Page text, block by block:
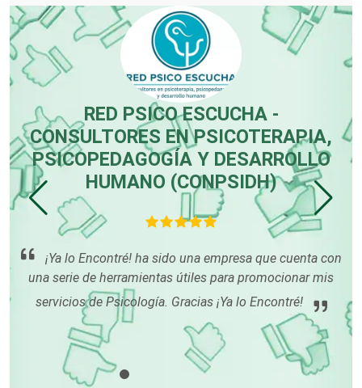
Cromadoras
Decoración de Interiores
Dentistas
Deportes
Depósitos Dentales
Dermatólogos
RED PSICO ESCUCHA -
CONSULTORES EN PSICOTERAPIA,
PSICOPEDAGOGÍA Y DESARROLLO
HUMANO (CONPSIDH)
¡Ya lo Encontré! ha sido una empresa que cuenta con
una serie de herramientas útiles para promocionar mis
servicios de Psicología. Gracias ¡Ya lo Encontré!